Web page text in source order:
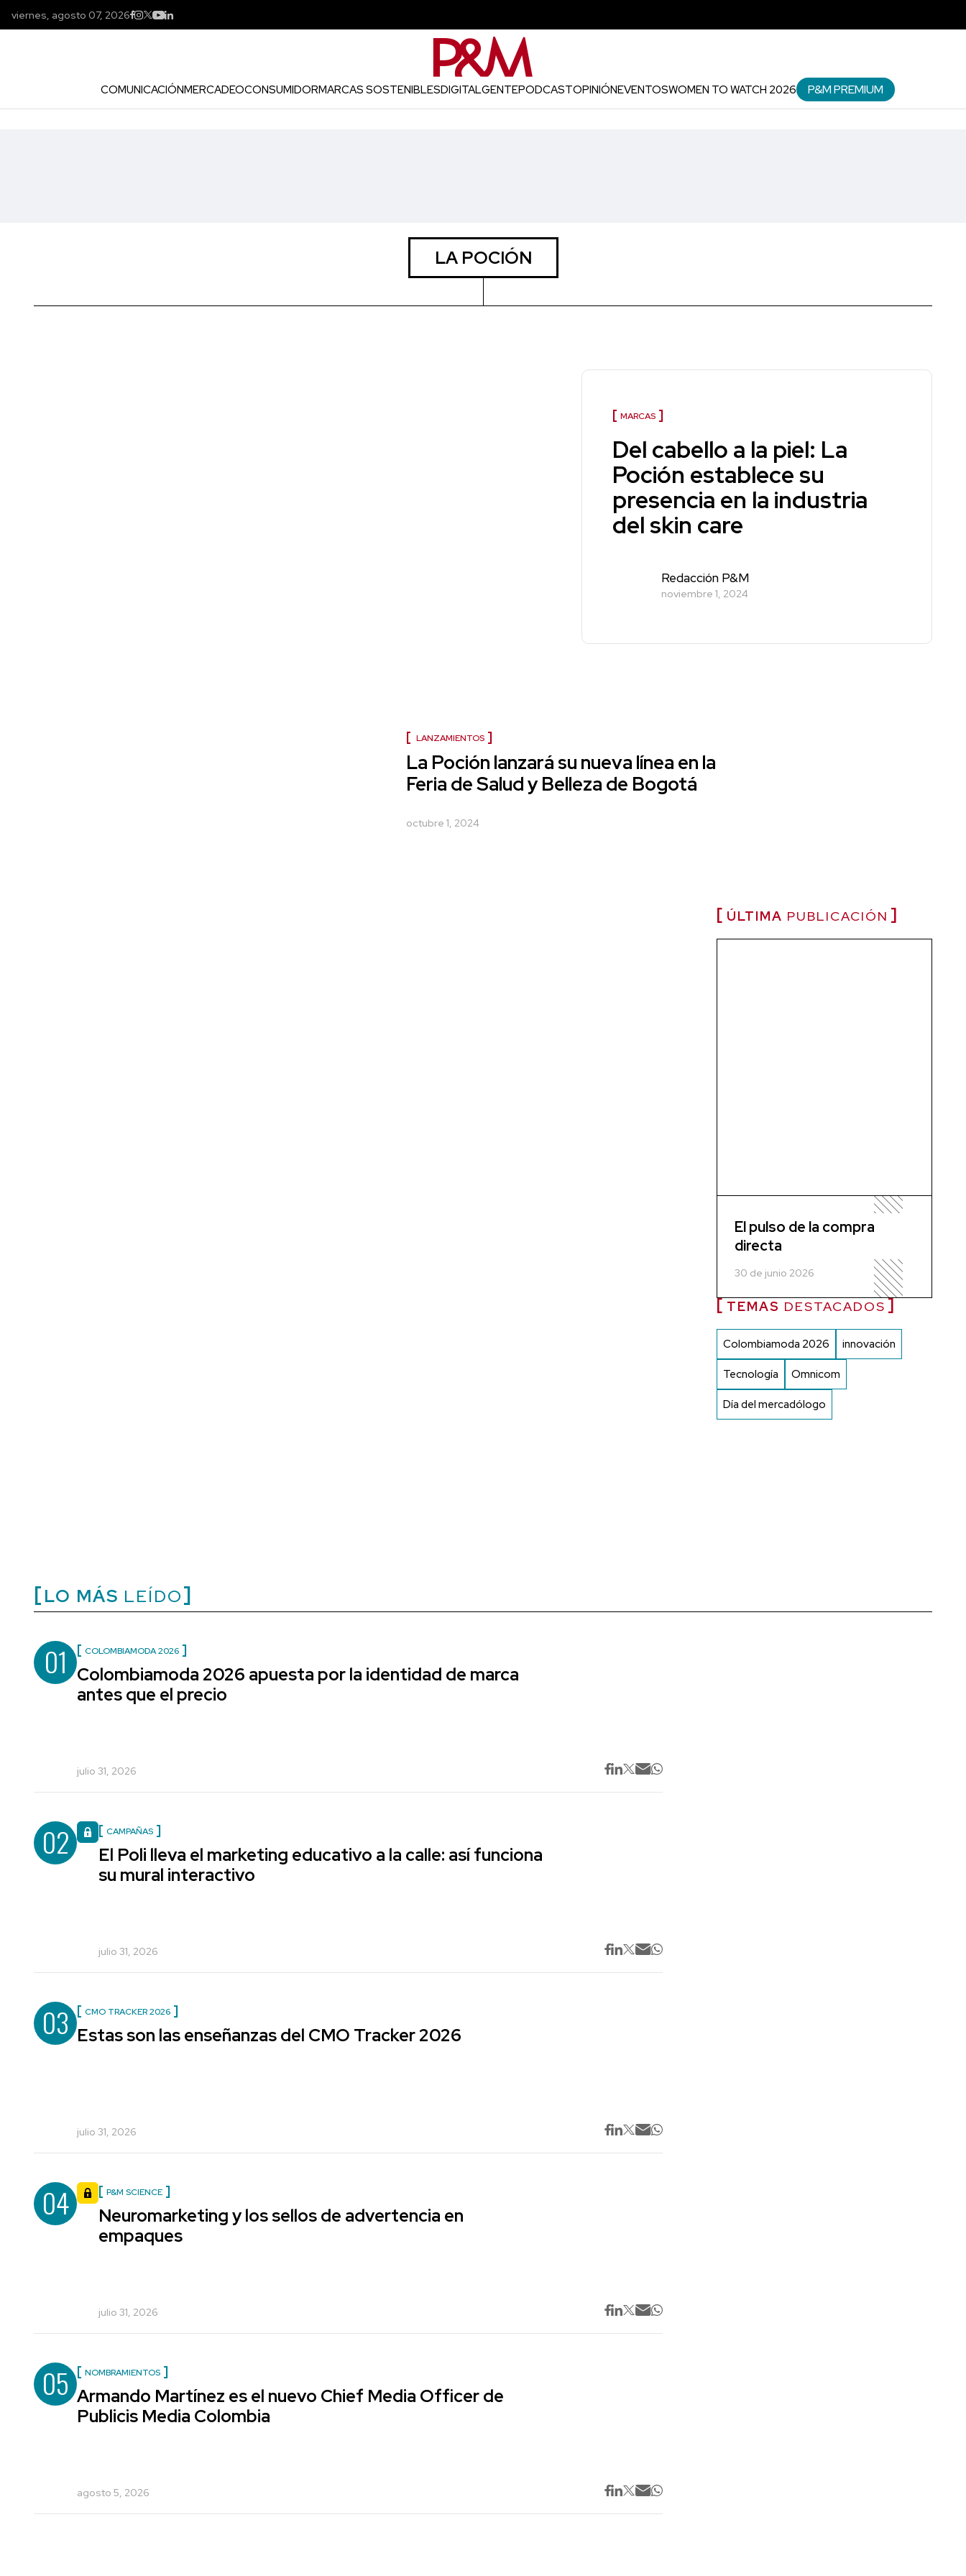
viernes, agosto 07, 2026
COMUNICACIÓNMERCADEOCONSUMIDORMARCAS SOSTENIBLESDIGITALGENTEPODCASTOPINIÓNEVENTOSWOMEN TO WATCH 2026 P&M PREMIUM
LA POCIÓN
MARCAS
Del cabello a la piel: La
Poción establece su
presencia en la industria
del skin care
Redacción P&M
noviembre 1, 2024
LANZAMIENTOS
La Poción lanzará su nueva línea en la
Feria de Salud y Belleza de Bogotá
octubre 1, 2024
ÚLTIMA PUBLICACIÓN
El pulso de la compra
directa
30 de junio 2026
TEMAS DESTACADOS
Colombiamoda 2026 innovación
Tecnología Omnicom
Día del mercadólogo
LO MÁS LEÍDO
01 COLOMBIAMODA 2026
Colombiamoda 2026 apuesta por la identidad de marca
antes que el precio
julio 31, 2026
02 CAMPAÑAS
El Poli lleva el marketing educativo a la calle: así funciona
su mural interactivo
julio 31, 2026
03 CMO TRACKER 2026
Estas son las enseñanzas del CMO Tracker 2026
julio 31, 2026
04 P&M SCIENCE
Neuromarketing y los sellos de advertencia en
empaques
julio 31, 2026
05 NOMBRAMIENTOS
Armando Martínez es el nuevo Chief Media Officer de
Publicis Media Colombia
agosto 5, 2026